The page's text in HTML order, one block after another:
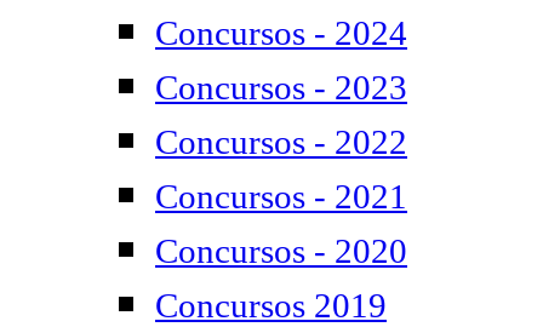
Concursos - 2024
Concursos - 2023
Concursos - 2022
Concursos - 2021
Concursos - 2020
Concursos 2019